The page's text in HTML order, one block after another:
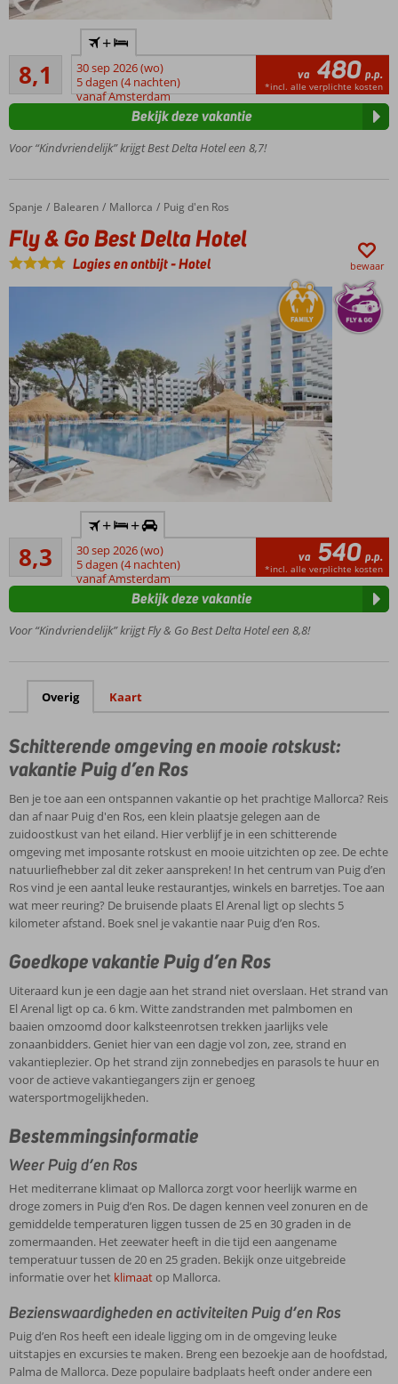
in Puig
d’en
Ros
oud
Half-,
of All
Inclusive
mogelijk
8,1Zeer goed
45
beoordelingen
+
30 sep 2026 (wo)
5 dagen (4 nachten)
vanaf Amsterdam
va 480 p.p.
*incl. alle verplichte kosten
Voor “Kindvriendelijk” krijgt Best Delta Hotel een 8,7!
Bekijk deze vakantie
Home
Spanje Balearen Mallorca Puig d'en Ros
Fly & Go Best Delta Hotel
Fly & Go Best Delta Hotel
Logies en ontbijt-Hotel bewaar
Rustig
gelegen
in Puig
Ros
voor jong en
oud
Half-,
of All
Inclusive
mogelijk
8,3
Zeer goed
57
beoordelingen
+ +
30 sep 2026 (wo)
5 dagen (4 nachten)
vanaf Amsterdam
va 540 p.p.
*incl. alle verplichte kosten
Voor “Kindvriendelijk” krijgt Fly & Go Best Delta Hotel een 8,8!
Bekijk deze vakantie
Overig Kaart
Schitterende omgeving en mooie rotskust:
vakantie Puig d’en Ros
Ben je toe aan een ontspannen vakantie op het prachtige Mallorca? Reis
dan af naar Puig d'en Ros, een klein plaatsje gelegen aan de
zuidoostkust van het eiland. Hier verblijf je in een schitterende
omgeving met imposante rotskust en mooie uitzichten op zee. De echte
natuurliefhebber zal dit zeker aanspreken! In het centrum van Puig d’en
Ros vind je een aantal leuke restaurantjes, winkels en barretjes. Toe aan
wat meer reuring? De bruisende plaats El Arenal ligt op slechts 5
kilometer afstand. Boek snel je vakantie naar Puig d’en Ros.
Goedkope vakantie Puig d’en Ros
Uiteraard kun je een dagje aan het strand niet overslaan. Het strand van
El Arenal ligt op ca. 6 km. Witte zandstranden met palmbomen en
baaien omzoomd door kalksteenrotsen trekken jaarlijks vele
zonaanbidders. Geniet hier van een dagje vol zon, zee, strand en
vakantieplezier. Op het strand zijn zonnebedjes en parasols te huur en
voor de actieve vakantiegangers zijn er genoeg
watersportmogelijkheden.
Bestemmingsinformatie
Weer Puig d’en Ros
Het mediterrane klimaat op Mallorca zorgt voor heerlijk warme en
droge zomers in Puig d’en Ros. De dagen kennen veel zonuren en de
gemiddelde temperaturen liggen tussen de 25 en 30 graden in de
zomermaanden. Het zeewater heeft in die tijd een aangename
temperatuur tussen de 20 en 25 graden. Bekijk onze uitgebreide
informatie over het klimaatop Mallorca.
Bezienswaardigheden en activiteiten Puig d’en Ros
Puig d’en Ros heeft een ideale ligging om in de omgeving leuke
uitstapjes en excursies te maken. Breng een bezoekje aan de hoofdstad,
Palma de Mallorca. Deze populaire badplaats heeft onder andere een